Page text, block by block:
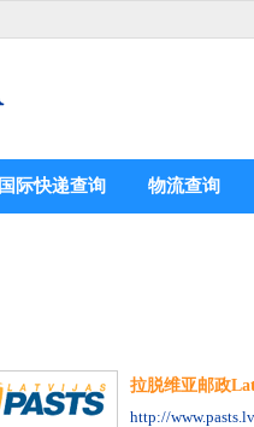
国际快递查询 物流查询
拉脱维亚邮政
http://